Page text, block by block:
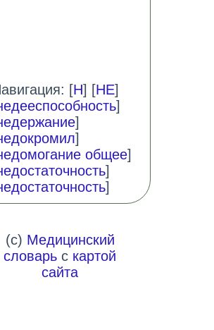
[Н] [НЕ]
]
]
]
общее]
]
]
(c) Медицинский
словарь с картой
сайта